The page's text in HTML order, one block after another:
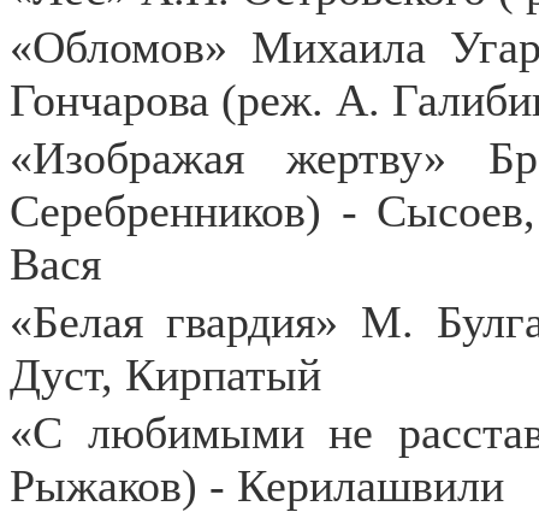
«Обломов» Михаила
Гончарова (реж. А.
«Изображая жертву»
Серебренников) -
Вася
«Белая гвардия» М.
Дуст, Кирпатый
«С любимыми не
Рыжаков) - Керилашвили